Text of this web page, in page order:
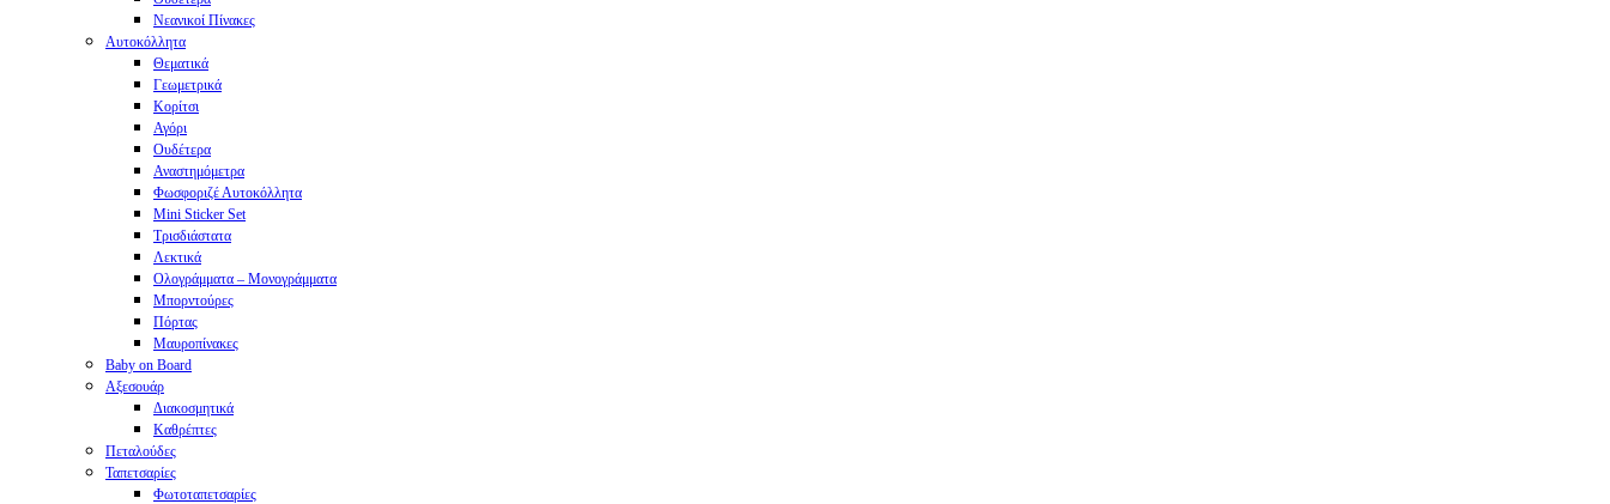
Νεανικοί Πίνακες
Αυτοκόλλητα
Θεματικά
Γεωμετρικά
Κορίτσι
Αγόρι
Ουδέτερα
Αναστημόμετρα
Φωσφοριζέ Αυτοκόλλητα
Mini Sticker Set
Tρισδιάστατα
Λεκτικά
Ολογράμματα – Μονογράμματα
Μπορντούρες
Πόρτας
Μαυροπίνακες
Baby on Board
Αξεσουάρ
Διακοσμητικά
Καθρέπτες
Πεταλούδες
Ταπετσαρίες
Φωτοταπετσαρίες